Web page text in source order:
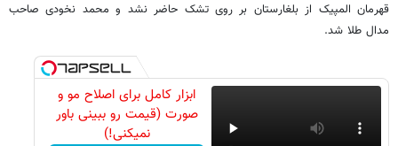
قهرمان المپیک از بلغارستان بر روی تشک حاضر نشد و محمد نخودی صاحب
مدال طلا شد.
ابزار کامل برای اصلاح مو و
صورت (قیمت رو ببینی باور
نمیکنی!)